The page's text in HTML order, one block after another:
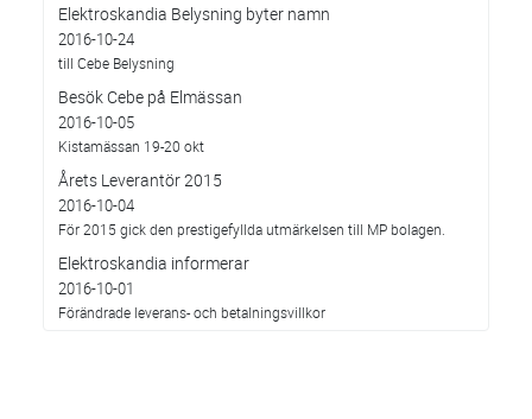
Elektroskandia Belysning byter namn
2016-10-24
till Cebe Belysning
Besök Cebe på Elmässan
2016-10-05
Kistamässan 19-20 okt
Årets Leverantör 2015
2016-10-04
För 2015 gick den prestigefyllda utmärkelsen till MP bolagen.
Elektroskandia informerar
2016-10-01
Förändrade leverans- och betalningsvillkor